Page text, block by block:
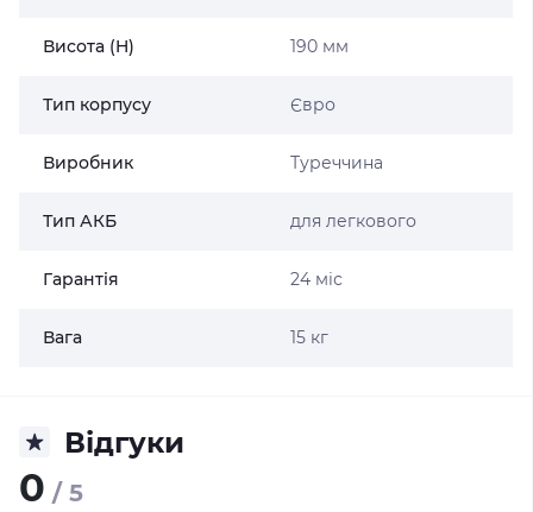
Висота (H) 190 мм
Тип корпусу Євро
Виробник Туреччина
Тип АКБ для легкового
Гарантiя 24 міс
Вага 15 кг
Відгуки
0 / 5